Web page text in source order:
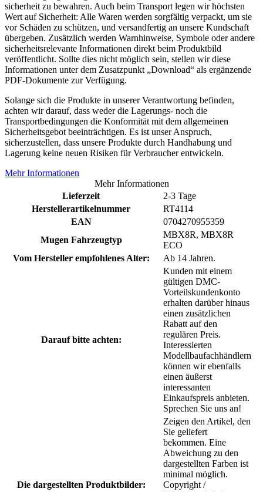
sicherheit zu bewahren. Auch beim Transport legen wir höchsten
Wert auf Sicherheit: Alle Waren werden sorgfältig verpackt, um sie
vor Schäden zu schützen, und versandfertig an unsere Kundschaft
übergeben. Zusätzlich werden Warnhinweise, Symbole oder andere
sicherheitsrelevante Informationen direkt beim Produktbild
veröffentlicht. Sollte dies nicht möglich sein, stellen wir diese
Informationen unter dem Zusatzpunkt „Download“ als ergänzende
PDF-Dokumente zur Verfügung.
Solange sich die Produkte in unserer Verantwortung befinden,
achten wir darauf, dass weder die Lagerungs- noch die
Transportbedingungen die Konformität mit dem allgemeinen
Sicherheitsgebot beeinträchtigen. Es ist unser Anspruch,
sicherzustellen, dass unsere Produkte durch Handhabung und
Lagerung keine neuen Risiken für Verbraucher entwickeln.
Mehr Informationen
Mehr Informationen
Lieferzeit
2-3 Tage
Herstellerartikelnummer
RT4114
EAN
0704270955359
Mugen Fahrzeugtyp
MBX8R, MBX8R
ECO
Vom Hersteller empfohlenes Alter:
Ab 14 Jahren.
Darauf bitte achten:
Kunden mit einem
gültigen DMC-
Vorteilskundenkonto
erhalten darüber hinaus
einen zusätzlichen
Rabatt auf den
regulären Preis.
Interessierten
Modellbaufachhändlern
können wir ebenfalls
einen äußerst
interessanten
Einkaufspreis anbieten.
Sprechen Sie uns an!
Die dargestellten Produktbilder:
Zeigen den Artikel, den
Sie geliefert
bekommen. Eine
Abweichung zu den
dargestellten Farben ist
minimal möglich.
Copyright /